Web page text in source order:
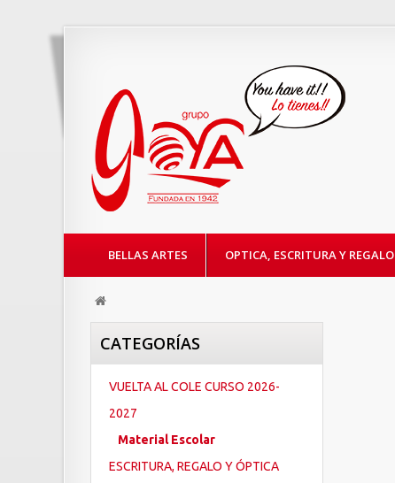
BELLAS ARTES OPTICA, ESCRITURA Y REGALO
CATEGORÍAS
VUELTA AL COLE CURSO 2026-
2027
Material Escolar
ESCRITURA, REGALO Y ÓPTICA